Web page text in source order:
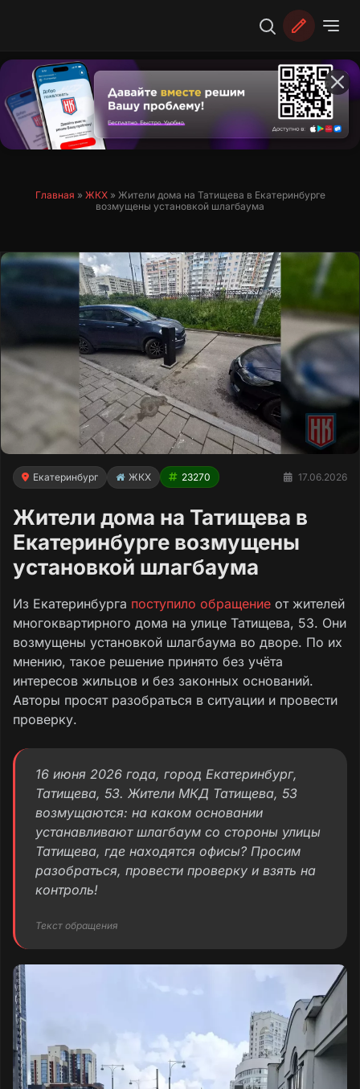
Главная » ЖКХ» Жители дома на Татищева в Екатеринбурге
возмущены установкой шлагбаума
Екатеринбург ЖКХ 23270 17.06.2026
Жители дома на Татищева в
Екатеринбурге возмущены
установкой шлагбаума
Из Екатеринбурга поступило обращение от жителей
многоквартирного дома на улице Татищева, 53. Они
возмущены установкой шлагбаума во дворе. По их
мнению, такое решение принято без учёта
интересов жильцов и без законных оснований.
Авторы просят разобраться в ситуации и провести
проверку.
16 июня 2026 года, город Екатеринбург,
Татищева, 53. Жители МКД Татищева, 53
возмущаются: на каком основании
устанавливают шлагбаум со стороны улицы
Татищева, где находятся офисы? Просим
разобраться, провести проверку и взять на
контроль!
Текст обращения